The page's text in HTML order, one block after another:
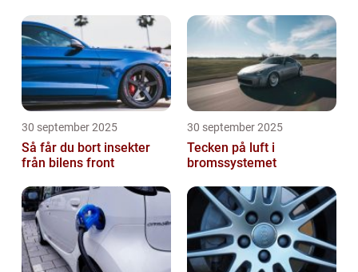
30 september 2025
Så får du bort insekter
från bilens front
30 september 2025
Tecken på luft i
bromssystemet